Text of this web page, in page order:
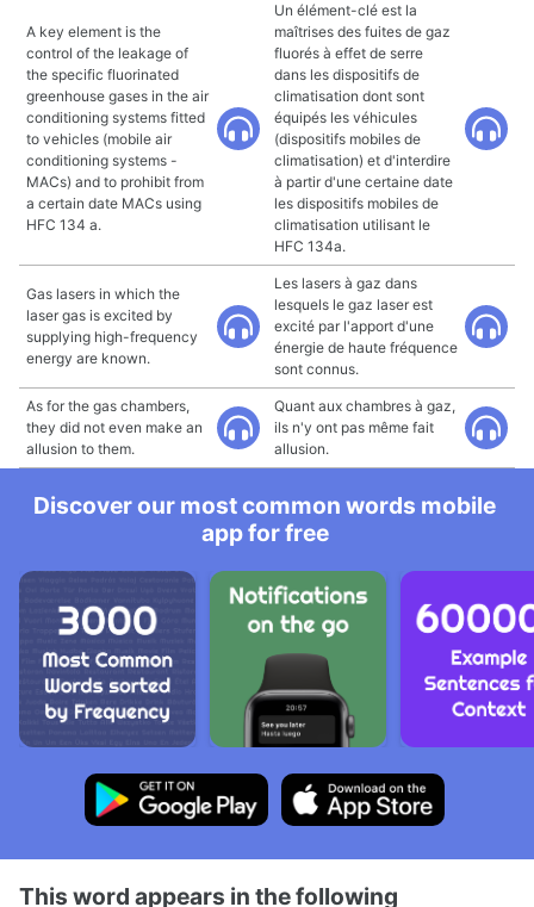
A key element is the
control of the leakage of
the specific fluorinated
greenhouse gases in the air
conditioning systems fitted
to vehicles (mobile air
conditioning systems -
MACs) and to prohibit from
a certain date MACs using
HFC 134 a.
Un élément-clé est la
maîtrises des fuites de gaz
fluorés à effet de serre
dans les dispositifs de
climatisation dont sont
équipés les véhicules
(dispositifs mobiles de
climatisation) et d'interdire
à partir d'une certaine date
les dispositifs mobiles de
climatisation utilisant le
HFC 134a.
Gas lasers in which the
laser gas is excited by
supplying high-frequency
energy are known.
Les lasers à gaz dans
lesquels le gaz laser est
excité par l'apport d'une
énergie de haute fréquence
sont connus.
As for the gas chambers,
they did not even make an
allusion to them.
Quant aux chambres à gaz,
ils n'y ont pas même fait
allusion.
Discover our most common words mobile
app for free
This word appears in the following